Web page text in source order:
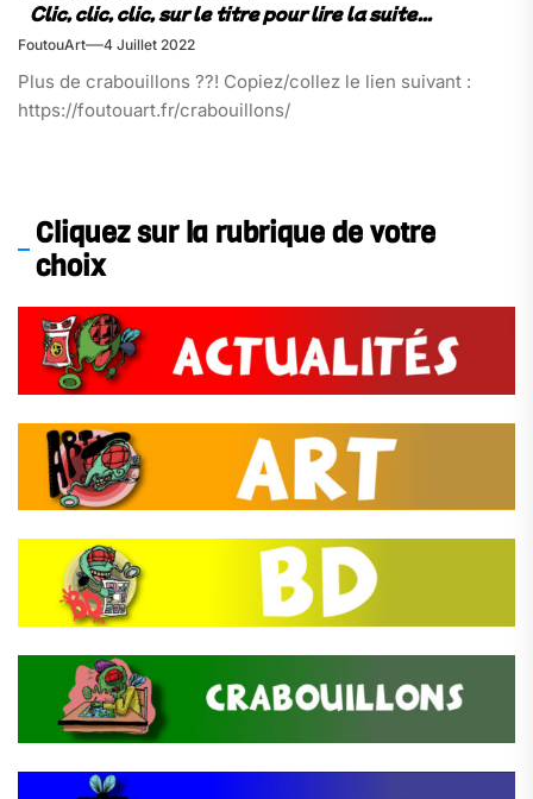
FoutouArt 4 Juillet 2022
Plus de crabouillons ??! Copiez/collez le lien suivant :
https://foutouart.fr/crabouillons/
Cliquez sur la rubrique de votre
choix